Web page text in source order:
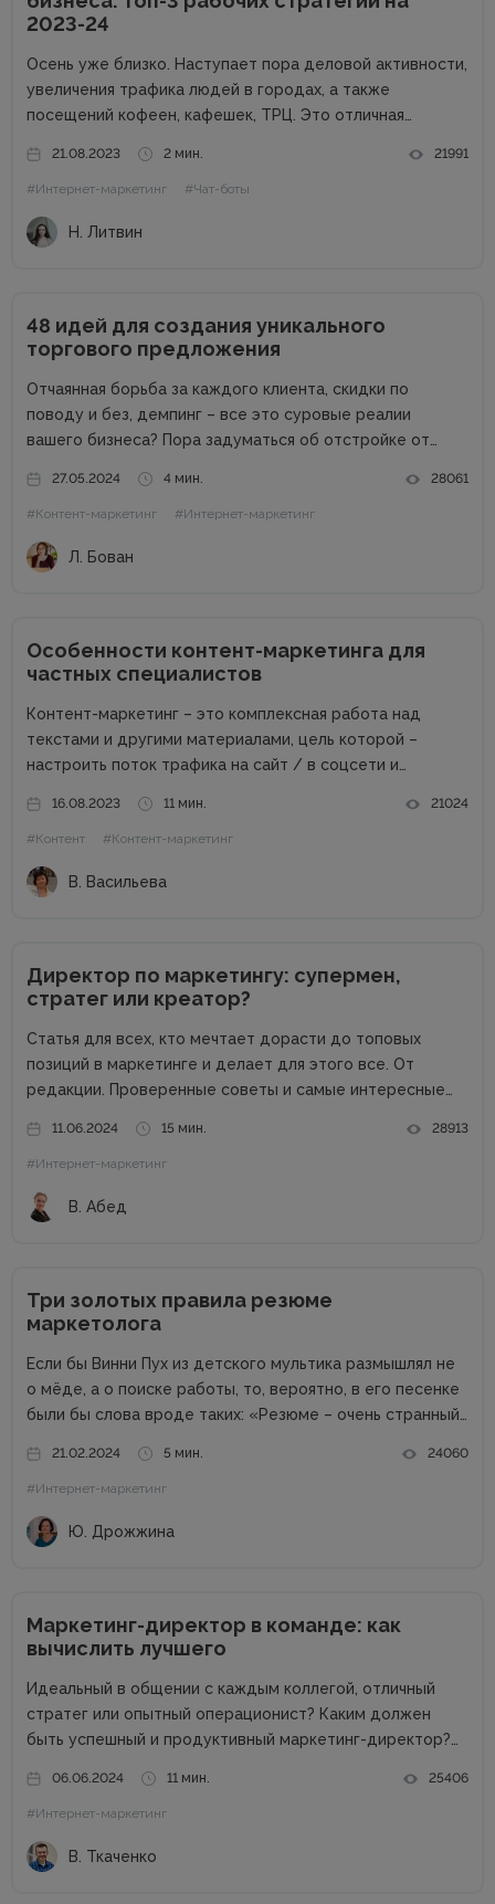
2023-24
Осень уже близко. Наступает пора деловой активности,
увеличения трафика людей в городах, а также
посещений кофеен, кафешек, ТРЦ. Это отличная
увеличить прибыль. Но конкуренция на данном рынке
высока, поэтому расслабляться не стоит. Как привлечь
клиентов...
21.08.2023 2 мин. 21991
#Интернет-маркетинг #Чат-боты
Н. Литвин
48 идей для создания уникального
торгового предложения
Отчаянная борьба за каждого клиента, скидки по
поводу и без, демпинг – все это суровые реалии
вашего бизнеса? Пора задуматься об отстройке от
как выделиться среди аналогичных компаний, привлечь
внимание к продуктам...
27.05.2024 4 мин. 28061
#Контент-маркетинг #Интернет-маркетинг
Л. Бован
Особенности контент-маркетинга для
частных специалистов
Контент-маркетинг – это комплексная работа над
текстами и другими материалами, цель которой –
настроить поток трафика на сайт / в соцсети и
маркетинге для компаний в сети много. А вот как быть
частным специалистам, которые...
16.08.2023 11 мин. 21024
#Контент #Контент-маркетинг
В. Васильева
Директор по маркетингу: супермен,
стратег или креатор?
Статья для всех, кто мечтает дорасти до топовых
позиций в маркетинге и делает для этого все. От
редакции. Проверенные советы и самые интересные
на наш телеграм-канал и получайте каждую неделю
новую порцию...
11.06.2024 15 мин. 28913
#Интернет-маркетинг
В. Абед
Три золотых правила резюме
маркетолога
Если бы Винни Пух из детского мультика размышлял не
о мёде, а о поиске работы, то, вероятно, в его песенке
были бы слова вроде таких: «Резюме – очень странный
что...
21.02.2024 5 мин. 24060
#Интернет-маркетинг
Ю. Дрожжина
Маркетинг-директор в команде: как
вычислить лучшего
Идеальный в общении с каждым коллегой, отличный
стратег или опытный операционист? Каким должен
быть успешный и продуктивный маркетинг-директор?
Directors Day рассказал Виталий Ткаченко. Виталий –
соучредитель Tkachenko & Myroniuk Marketing Agency,
имеет огромный опыт...
06.06.2024 11 мин. 25406
#Интернет-маркетинг
В. Ткаченко